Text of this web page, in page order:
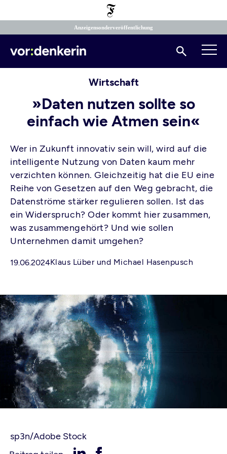
Anzeigensonderveröffentlichung
Wirtschaft
»Daten nutzen sollte so
einfach wie Atmen sein«
Wer in Zukunft innovativ sein will, wird auf die
intelligente Nutzung von Daten kaum mehr
verzichten können. Gleichzeitig hat die EU eine
Reihe von Gesetzen auf den Weg gebracht, die
Datenströme stärker regulieren sollen. Ist das
ein Widerspruch? Oder kommt hier zusammen,
was zusammengehört? Und wie sollen
Unternehmen damit umgehen?
19.06.2024Klaus Lüber und Michael Hasenpusch
sp3n/Adobe Stock